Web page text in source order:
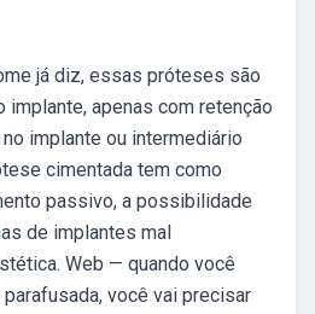
já diz, essas próteses são
implante, apenas com retenção
implante ou intermediário
cimentada tem como
passivo, a possibilidade
de implantes mal
Web — quando você
você vai precisar